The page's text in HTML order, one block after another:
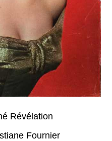
Révélation
Fournier